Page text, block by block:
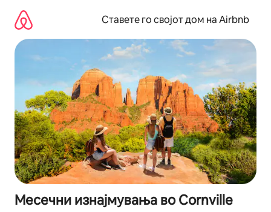
содржина
Ставете го својот дом на Airbnb
Месечни изнајмувања во Cornville